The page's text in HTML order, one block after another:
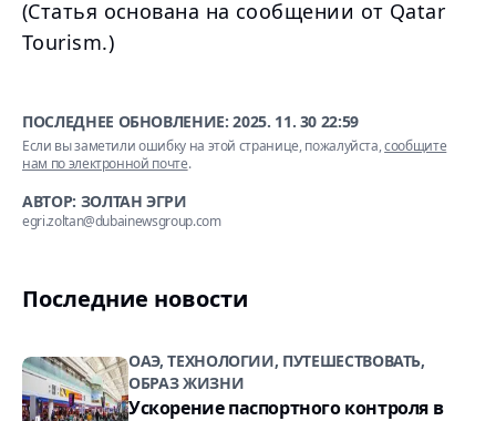
(Статья основана на сообщении от Qatar
Tourism.)
ПОСЛЕДНЕЕ ОБНОВЛЕНИЕ:2025. 11. 30 22:59
Если вы заметили ошибку на этой странице, пожалуйста,сообщите
нам по электронной почте.
АВТОР: ЗОЛТАН ЭГРИ
egri.zoltan@dubainewsgroup.com
Последние новости
ОАЭ, ТЕХНОЛОГИИ, ПУТЕШЕСТВОВАТЬ,
ОБРАЗ ЖИЗНИ
Ускорение паспортного контроля в